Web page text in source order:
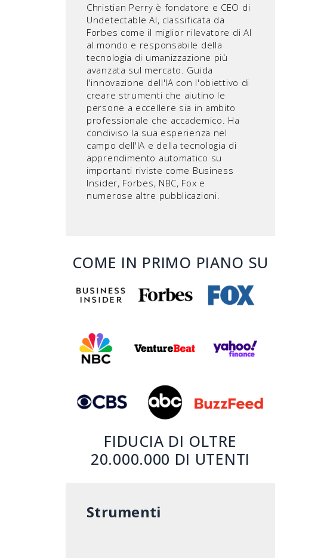
Christian Perry è fondatore e CEO di
Undetectable AI, classificata da
Forbes come il miglior rilevatore di AI
al mondo e responsabile della
tecnologia di umanizzazione più
avanzata sul mercato. Guida
l'innovazione dell'IA con l'obiettivo di
creare strumenti che aiutino le
persone a eccellere sia in ambito
professionale che accademico. Ha
condiviso la sua esperienza nel
campo dell'IA e della tecnologia di
apprendimento automatico su
importanti riviste come Business
Insider, Forbes, NBC, Fox e
numerose altre pubblicazioni.
COME IN PRIMO PIANO SU
FIDUCIA DI OLTRE
20.000.000 DI UTENTI
Strumenti